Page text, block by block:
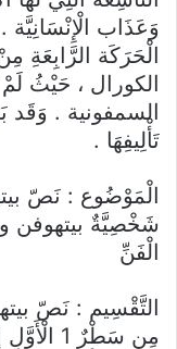
وَعَذَاب الْإِنْسَانِيَّة
الْحَرَكَة الرَّابِعَةِ
الكورال ، حَيْثُ
تَأْلِيفِهَا .
الْمَوْضُوع : نَصّ
شَخْصِيَّةٌ بيتهوفن
الْفَنِّ
التَّقْسِيم : نَصّ
مِن سَطْرٌ 1 الْأَوَّلِ إلَى إلَى سَطْرٌ 5 : الأمــل